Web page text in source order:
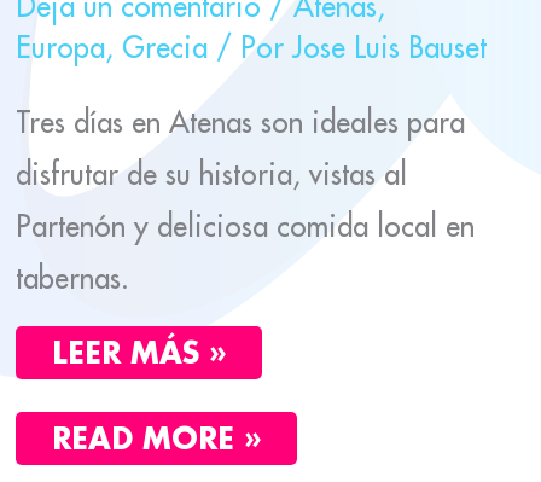
Europa, Grecia/ Por Jose Luis Bauset
Tres días en Atenas son ideales para
disfrutar de su historia, vistas al
Partenón y deliciosa comida local en
tabernas.
LEER MÁS »
READ MORE »